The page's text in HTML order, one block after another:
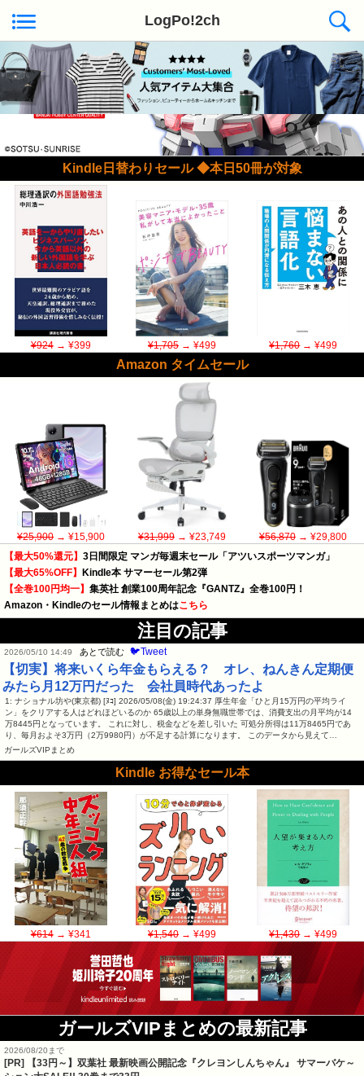
LogPo!2ch
Kindle日替わりセール ◆本日50冊が対象
¥924→ ¥399 ¥1,705→ ¥499 ¥1,760→ ¥499
Amazon タイムセール
¥25,900→ ¥15,900 ¥31,999→ ¥23,749 ¥56,870→ ¥29,800
【最大50%還元】 3日間限定 マンガ毎週末セール「アツいスポーツマンガ」
【最大65%OFF】
Kindle本 サマーセール第2弾
【全巻100円均一】 集英社 創業100周年記念『GANTZ』全巻100円！
Amazon・Kindleのセール情報まとめはこちら
注目の記事
2026/05/10 14:49 あとで読む 🐦Tweet
【切実】将来いくら年金もらえる？ オレ、ねんきん定期便
みたら月12万円だった 会社員時代あったよ
1: ナショナル坊や(東京都) [ﾇｺ] 2026/05/08(金) 19:24:37 厚生年金「ひと月15万円の平均ライ
ン」をクリアする人はどれほどいるのか 65歳以上の単身無職世帯では、消費支出の月平均が14
万8445円となっています。 これに対し、税金などを差し引いた 可処分所得は11万8465円であ
り、毎月およそ3万円（2万9980円）が不足する計算になります。 このデータから見えて…
ガールズVIPまとめ
Kindle お得なセール本
¥614→ ¥341 ¥1,540→ ¥499 ¥1,430→ ¥499
ガールズVIPまとめの最新記事
2026/08/20まで
[PR]
【33円～】双葉社 最新映画公開記念『クレヨンしんちゃん』 サマーバケ～